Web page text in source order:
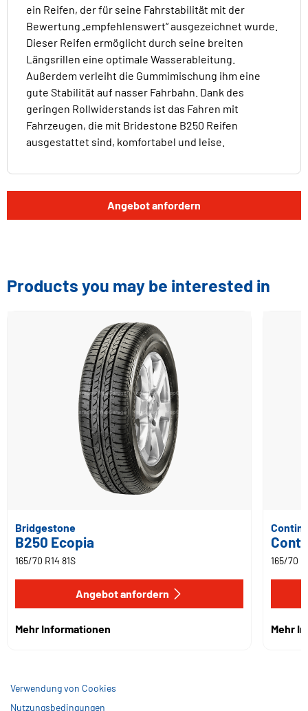
ein Reifen, der für seine Fahrstabilität mit der
Bewertung „empfehlenswert“ ausgezeichnet wurde.
Dieser Reifen ermöglicht durch seine breiten
Längsrillen eine optimale Wasserableitung.
Außerdem verleiht die Gummimischung ihm eine
gute Stabilität auf nasser Fahrbahn. Dank des
geringen Rollwiderstands ist das Fahren mit
Fahrzeugen, die mit Bridestone B250 Reifen
ausgestattet sind, komfortabel und leise.
Angebot anfordern
Products you may be interested in
Bridgestone
B250 Ecopia
165/70 R14 81S
Angebot anfordern
Mehr Informationen
165/70
Mehr
Verwendung von Cookies
Nutzungsbedingungen